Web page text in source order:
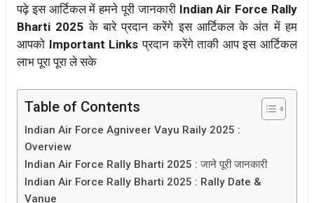
पढ़े इस आर्टिकल में हमने पूरी जानकारी Indian Air Force Rally
Bharti 2025के बारे प्रदान करेंगे इस आर्टिकल के अंत में हम
आपको Important Links प्रदान करेंगे ताकी आप इस आर्टिकल
लाभ पूरा पूरा ले सके
Table of Contents
Indian Air Force Agniveer Vayu Raily 2025 :
Overview
Indian Air Force Rally Bharti 2025 : जाने पूरी जानकारी
Indian Air Force Rally Bharti 2025 : Rally Date &
Vanue